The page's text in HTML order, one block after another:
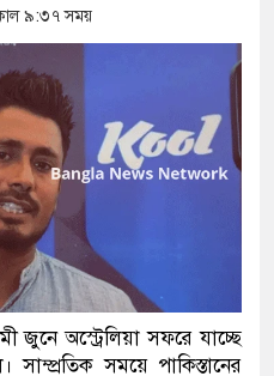
৯:৩৭ সময়
জুনে অস্ট্রেলিয়া সফরে যাচ্ছে
সাম্প্রতিক সময়ে পাকিস্তানের